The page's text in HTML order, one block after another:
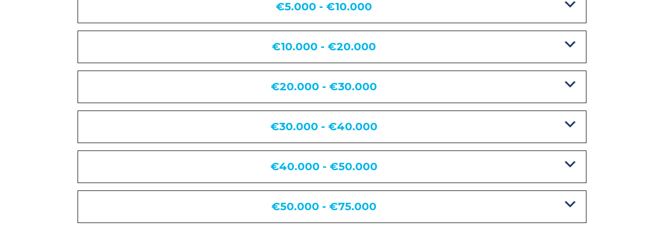
€5.000 - €10.000
€10.000 - €20.000
€20.000 - €30.000
€30.000 - €40.000
€40.000 - €50.000
€50.000 - €75.000